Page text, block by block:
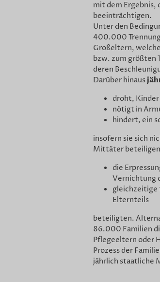
mit dem Ergebnis,
beeinträchtigen.
Unter den
400.000
Großeltern,
bzw. zum größten
deren
Darüber hinaus
droht,
nötigt in
hindert, ein
insofern sie sich
Mittäter
die
Vernichtung
gleichzeitige
Elternteils
beteiligten.
86.000 Familien
Pflegeeltern oder
Prozess der
jährlich staatliche